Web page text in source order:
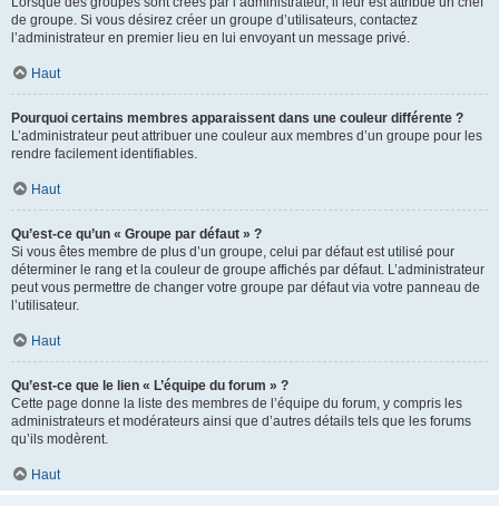
de groupe. Si vous désirez créer un groupe d’utilisateurs, contactez
l’administrateur en premier lieu en lui envoyant un message privé.
Haut
Pourquoi certains membres apparaissent dans une couleur différente ?
L’administrateur peut attribuer une couleur aux membres d’un groupe pour les
rendre facilement identifiables.
Haut
Qu’est-ce qu’un « Groupe par défaut » ?
Si vous êtes membre de plus d’un groupe, celui par défaut est utilisé pour
déterminer le rang et la couleur de groupe affichés par défaut. L’administrateur
peut vous permettre de changer votre groupe par défaut via votre panneau de
l’utilisateur.
Haut
Qu’est-ce que le lien « L’équipe du forum » ?
Cette page donne la liste des membres de l’équipe du forum, y compris les
administrateurs et modérateurs ainsi que d’autres détails tels que les forums
qu’ils modèrent.
Haut